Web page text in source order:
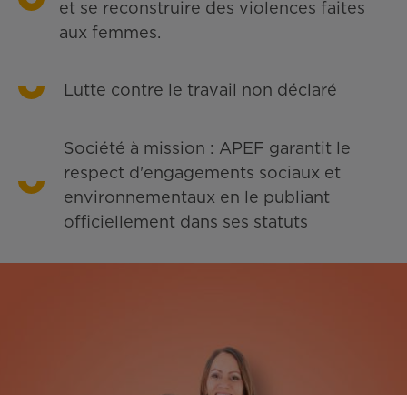
et se reconstruire des violences faites
aux femmes.
Lutte contre le travail non déclaré
Société à mission : APEF garantit le
respect d'engagements sociaux et
environnementaux en le publiant
officiellement dans ses statuts